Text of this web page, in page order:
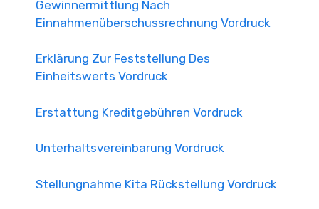
Gewinnermittlung Nach
Einnahmenüberschussrechnung Vordruck
Erklärung Zur Feststellung Des
Einheitswerts Vordruck
Erstattung Kreditgebühren Vordruck
Unterhaltsvereinbarung Vordruck
Stellungnahme Kita Rückstellung Vordruck